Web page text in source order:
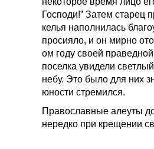
Господи!” Затем старец
келья наполнилась
просияло, и он мирно
ом году своей
поселка увидели
небу. Это было для них
юности стремился.
Православные алеуты
нередко при крещении